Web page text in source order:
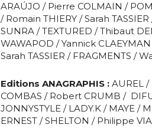
*
ARAÚJO / Pierre COLMAIN /
/ Romain THIERY / Sarah
SUNRA / TEXTURED / Thibaut
WAWAPOD / Yannick
Sarah TASSIER / FRAGMENTS /
Editions ANAGRAPHIS : AUREL
COMBAS / Robert CRUMB /
JONNYSTYLE / LADY.K / MAYE /
ERNEST / SHELTON / Philippe